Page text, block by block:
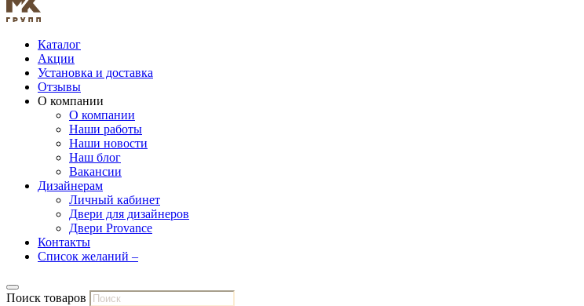
Каталог
Акции
Установка и доставка
Отзывы
О компании
О компании
Наши работы
Наши новости
Наш блог
Вакансии
Дизайнерам
Личный кабинет
Двери для дизайнеров
Двери Provance
Контакты
Список желаний –
Поиск товаров